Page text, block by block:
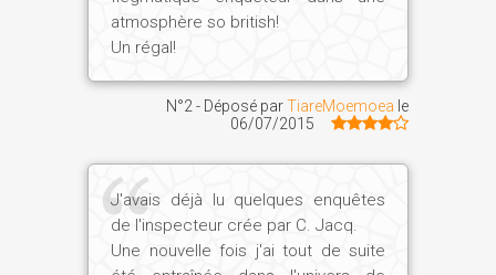
atmosphère so british!
Un régal!
N°2 - Déposé parTiareMoemoea le
06/07/2015
J'avais déjà lu quelques enquêtes
de l'inspecteur crée par C. Jacq.
Une nouvelle fois j'ai tout de suite